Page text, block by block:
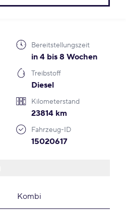
Bereitstellungszeit
in 4 bis 8 Wochen
Treibstoff
Diesel
Kilometerstand
23814 km
Fahrzeug-ID
15020617
Kombi